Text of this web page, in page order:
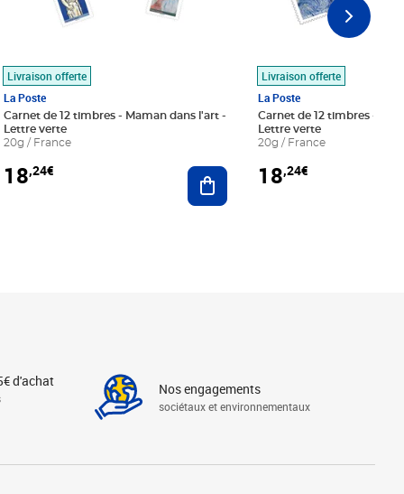
au panier
Livraison offerte
La Poste
Carnet de 12 timbres - Maman dans l'art -
Lettre verte
20g / France
18,24€ Ajouter au panier
Livraison offerte
La Poste
Carnet de 12 timbres - Le
Lettre verte
20g / France
18,24€
d'achat Nos engagements
sociétaux et environnementaux